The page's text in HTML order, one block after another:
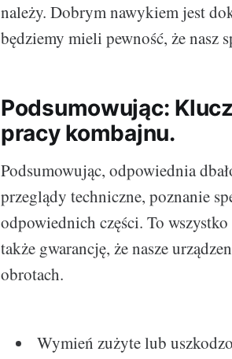
należy. Dobrym nawykiem jest
będziemy mieli pewność, że nasz
Podsumowując:
pracy kombajnu.
Podsumowując, odpowiednia
przeglądy techniczne, poznanie
odpowiednich części. To
także gwarancję, że nasze
obrotach.
Wymień zużyte lub